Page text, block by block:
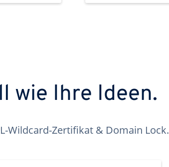
wie Ihre Ideen.
Wildcard-Zertifikat & Domain Lock.